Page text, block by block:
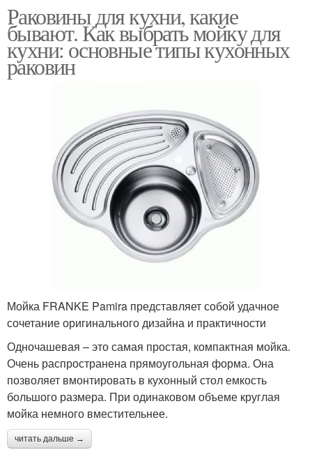
Раковины для кухни, какие
бывают. Как выбрать мойку для
кухни: основные типы кухонных
раковин
Мойка FRANKE Pamira представляет собой удачное
сочетание оригинального дизайна и практичности
Одночашевая – это самая простая, компактная мойка.
Очень распространена прямоугольная форма. Она
позволяет вмонтировать в кухонный стол емкость
большого размера. При одинаковом объеме круглая
мойка немного вместительнее.
читать дальше →